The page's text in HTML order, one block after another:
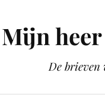
Mijn
De